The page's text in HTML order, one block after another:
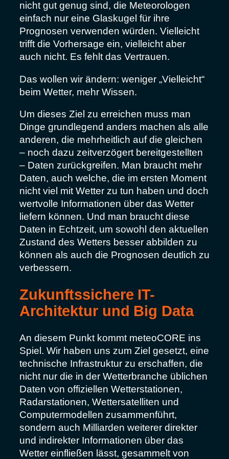
nicht gut genug sind, die Meteorologen
einfach nur eine Glaskugel für ihre
Prognosen verwenden würden. Vielleicht
trifft die Vorhersage ein, vielleicht aber
auch nicht. Es fehlt das Vertrauen.
Das wollen wir ändern: weniger „Vielleicht“
beim Wetter, mehr Wissen.
Um dieses Ziel zu erreichen muss man
Dinge grundlegend anders machen als alle
anderen, die mehrheitlich auf die gleichen
– noch dazu zeitverzögert bereitgestellten
– Daten zurückgreifen. Man braucht mehr
Daten, auch welche, die im ersten Moment
nicht viel mit Wetter zu tun haben und doch
wertvolle Informationen über das Wetter
liefern können. Und man braucht diese
Daten in Echtzeit, um sowohl den aktuellen
Zustand des Wetters besser abbilden zu
können als auch die Prognosen deutlich zu
verbessern.
Zukunftssichere IT-
Architektur und Big Data
An diesem Punkt kommt meteoCORE ins
Spiel. Wir haben uns zum Ziel gesetzt, eine
technische Infrastruktur zu erschaffen, die
nicht nur die in der Wetterbranche üblichen
Daten von offiziellen Wetterstationen,
Radarstationen, Wettersatelliten und
Computermodellen zusammenführt,
sondern auch Milliarden weiterer direkter
und indirekter Informationen über das
Wetter einfließen lässt, gesammelt von